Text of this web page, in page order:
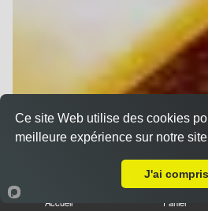
Accueil Panier
Ce site Web utilise des cookies
meilleure expérience sur notre
J'ai compris